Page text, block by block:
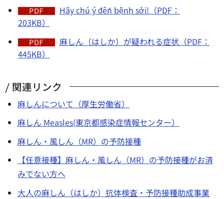
Hãy chú ý đến bệnh sởi!（PDF：
203KB）
麻しん（はしか）が疑われる症状（PDF：
445KB）
関連リンク
麻しんについて（厚生労働省）
麻しん Measles(東京都感染症情報センター）
麻しん・風しん（MR）の予防接種
【任意接種】麻しん・風しん（MR）の予防接種がお済
みでない方へ
大人の麻しん（はしか）抗体検査・予防接種助成事業